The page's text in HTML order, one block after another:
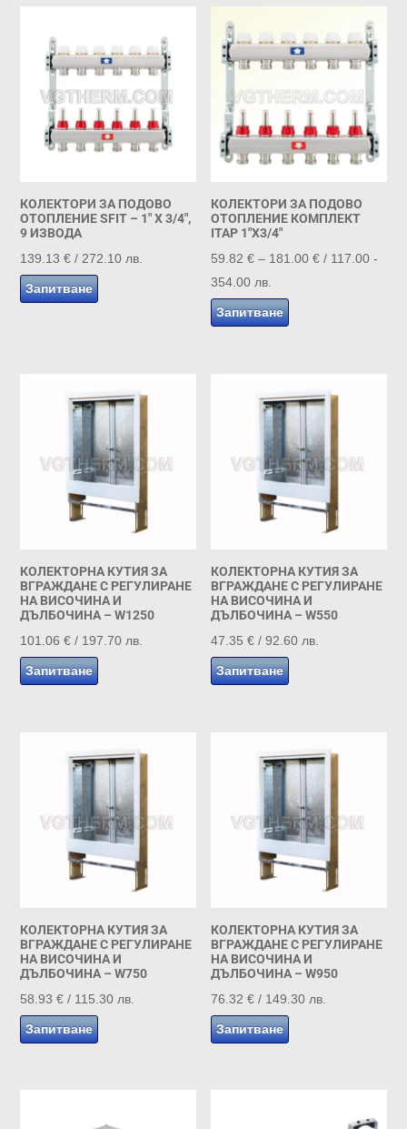
КОЛЕКТОРИ ЗА ПОДОВО
ОТОПЛЕНИЕ SFIT – 1″ X 3/4″,
9 ИЗВОДА
139.13€ / 272.10 лв.
Запитване
КОЛЕКТОРИ ЗА ПОДОВО
ОТОПЛЕНИЕ КОМПЛЕКТ
ITAP 1″Х3/4″
59.82€ – 181.00€Price
/ 117.00 -
354.00 лв.
Запитване
КОЛЕКТОРНА КУТИЯ ЗА
ВГРАЖДАНЕ С РЕГУЛИРАНЕ
НА ВИСОЧИНА И
ДЪЛБОЧИНА – W1250
101.06€ / 197.70 лв.
Запитване
КОЛЕКТОРНА КУТИЯ ЗА
ВГРАЖДАНЕ С РЕГУЛИРАНЕ
НА ВИСОЧИНА И
ДЪЛБОЧИНА – W550
47.35€ / 92.60 лв.
Запитване
КОЛЕКТОРНА КУТИЯ ЗА
ВГРАЖДАНЕ С РЕГУЛИРАНЕ
НА ВИСОЧИНА И
ДЪЛБОЧИНА – W750
58.93€ / 115.30 лв.
Запитване
КОЛЕКТОРНА КУТИЯ ЗА
ВГРАЖДАНЕ С РЕГУЛИРАНЕ
НА ВИСОЧИНА И
ДЪЛБОЧИНА – W950
76.32€ / 149.30 лв.
Запитване